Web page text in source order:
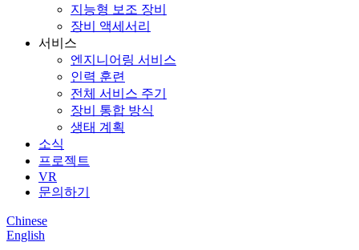
지능형 보조 장비
장비 액세서리
서비스
엔지니어링 서비스
인력 훈련
전체 서비스 주기
장비 통합 방식
생태 계획
소식
프로젝트
VR
문의하기
Chinese
English